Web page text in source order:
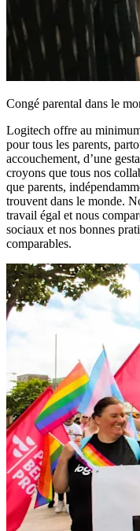
Congé parental dans le
Logitech offre au
pour tous les parents,
accouchement, d’une
croyons que tous nos
que parents,
trouvent dans le monde.
travail égal et nous
sociaux et nos bonnes
comparables.